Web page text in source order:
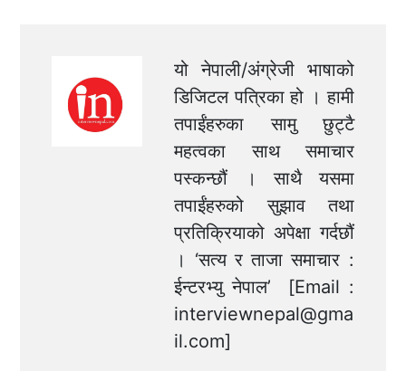
यो नेपाली/अंग्रेजी भाषाको
डिजिटल पत्रिका हो । हामी
तपाईंहरुका सामु छुट्टै
महत्वका साथ समाचार
पस्कन्छौं । साथै यसमा
तपाईंहरुको सुझाव तथा
प्रतिक्रियाको अपेक्षा गर्दछौं
। ‘सत्य र ताजा समाचार :
ईन्टरभ्यु नेपाल’ [Email :
interviewnepal@gma
il.com]